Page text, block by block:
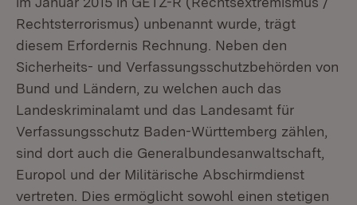
Rechtsterrorismus) unbenannt wurde, trägt
diesem Erfordernis Rechnung. Neben den
Sicherheits- und Verfassungsschutzbehörden von
Bund und Ländern, zu welchen auch das
Landeskriminalamt und das Landesamt für
Verfassungsschutz Baden-Württemberg zählen,
sind dort auch die Generalbundesanwaltschaft,
Europol und der Militärische Abschirmdienst
vertreten. Dies ermöglicht sowohl einen stetigen